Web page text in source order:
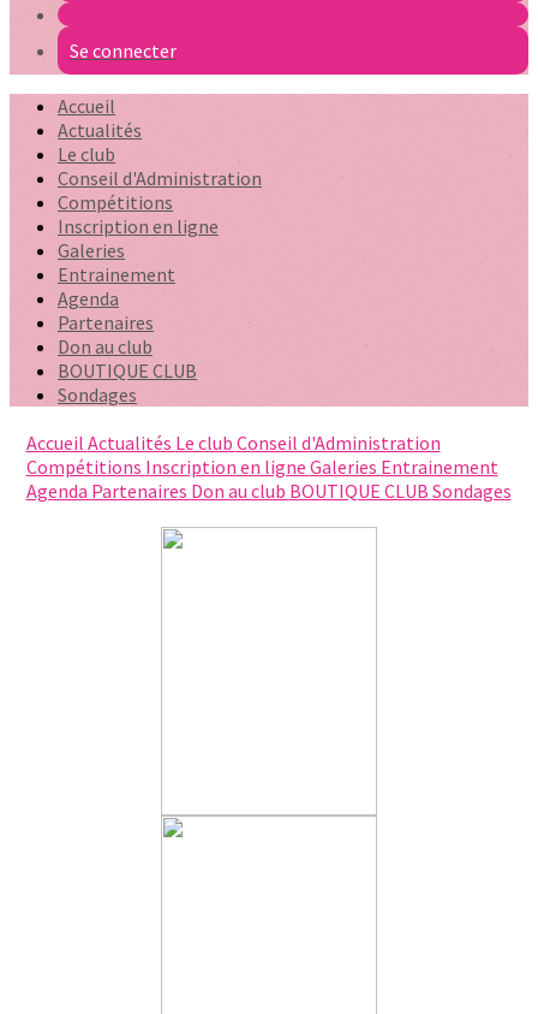
Se connecter
Accueil
Actualités
Le club
Conseil d'Administration
Compétitions
Inscription en ligne
Galeries
Entrainement
Agenda
Partenaires
Don au club
BOUTIQUE CLUB
Sondages
Accueil Actualités Le club Conseil d'Administration
Compétitions Inscription en ligne Galeries Entrainement
Agenda Partenaires Don au club BOUTIQUE CLUB Sondages